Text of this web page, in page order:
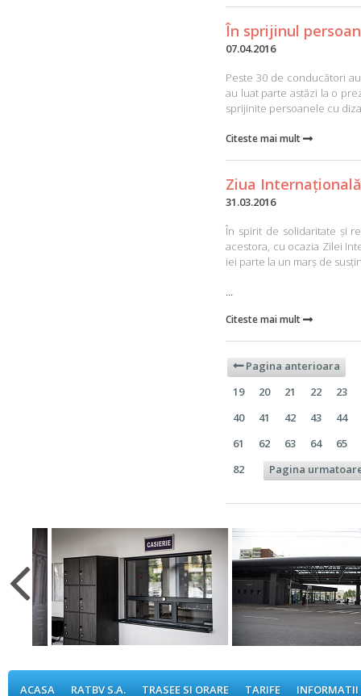
În sprijinul
07.04.2016
Peste 30 de conducători
au luat parte astăzi la o
sprijinite persoanele cu
Citeste mai mult 
Ziua
31.03.2016
În spirit de solidaritate și
acestora, cu ocazia Zilei
iei parte la un marș de
...
Citeste mai mult 
Pagina anterioara
19
20 21 22
23
40
41 42 43
44
61
62 63 64
65
82
Pagina
ACASA RATBV S.A. TRASEE SI ORARE TARIFE